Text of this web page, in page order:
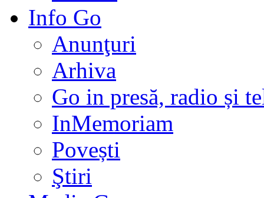
Info Go
Anunţuri
Arhiva
Go in presă, radio și
InMemoriam
Povești
Ştiri